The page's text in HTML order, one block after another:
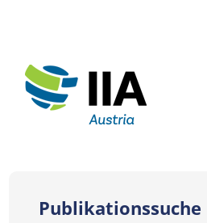
Publikationssuche